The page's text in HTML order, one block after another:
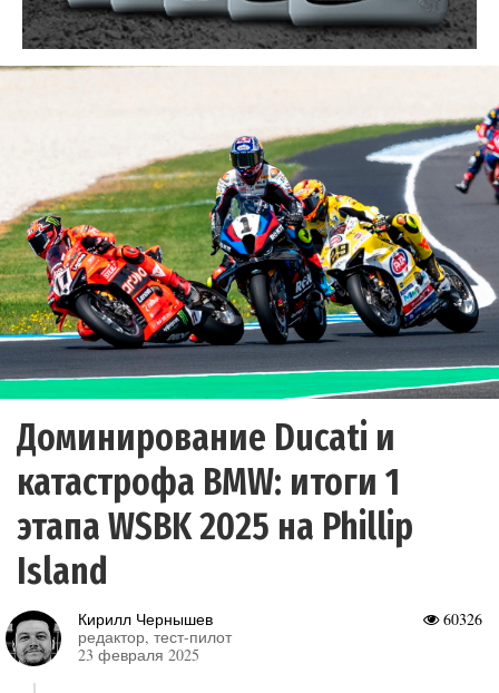
Доминирование Ducati и
катастрофа BMW: итоги 1
этапа WSBK 2025 на Phillip
Island
60326
Кирилл Чернышев
редактор, тест-пилот
23 февраля 2025